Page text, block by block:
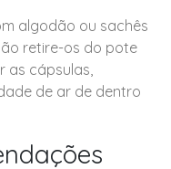
algodão ou sachês
retire-os do pote
as cápsulas,
de ar de dentro